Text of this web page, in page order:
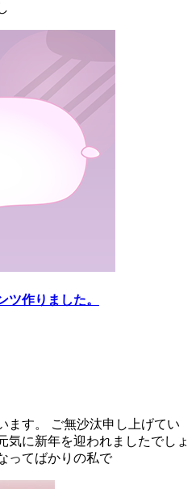
ツ作りました。
ます。 ご無沙汰申し上げてい
気に新年を迎われましたでしょ
ってばかりの私で